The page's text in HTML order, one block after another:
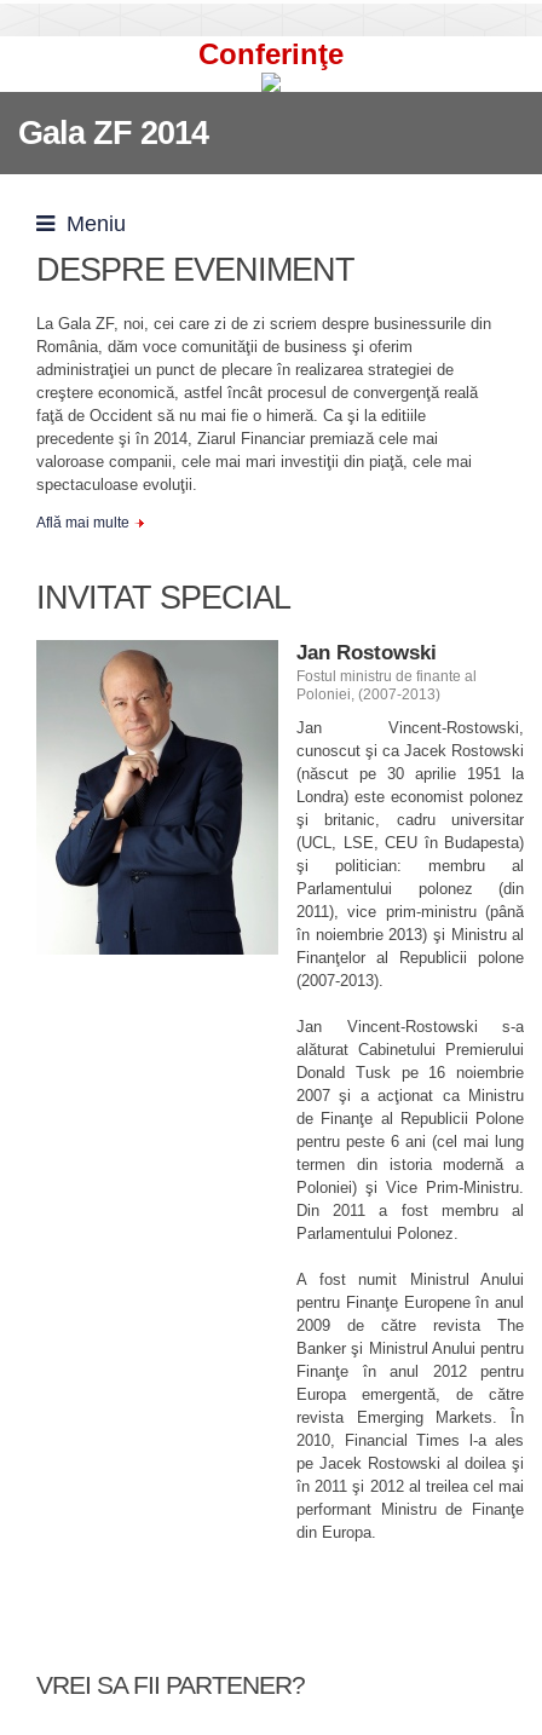
Conferinţe
Gala ZF 2014
Meniu
DESPRE EVENIMENT
La Gala ZF, noi, cei care zi de zi scriem despre businessurile din
România, dăm voce comunităţii de business şi oferim
administraţiei un punct de plecare în realizarea strategiei de
creştere economică, astfel încât procesul de convergenţă reală
faţă de Occident să nu mai fie o himeră. Ca şi la editiile
precedente şi în 2014, Ziarul Financiar premiază cele mai
valoroase companii, cele mai mari investiţii din piaţă, cele mai
spectaculoase evoluţii.
Află mai multe
INVITAT SPECIAL
Jan Rostowski
Fostul ministru de finante al
Poloniei, (2007-2013)
Jan Vincent-Rostowski,
cunoscut şi ca Jacek Rostowski
(născut pe 30 aprilie 1951 la
Londra) este economist polonez
şi britanic, cadru universitar
(UCL, LSE, CEU în Budapesta)
şi politician: membru al
Parlamentului polonez (din
2011), vice prim-ministru (până
în noiembrie 2013) şi Ministru al
Finanţelor al Republicii polone
(2007-2013).
Jan Vincent-Rostowski s-a
alăturat Cabinetului Premierului
Donald Tusk pe 16 noiembrie
2007 şi a acţionat ca Ministru
de Finanţe al Republicii Polone
pentru peste 6 ani (cel mai lung
termen din istoria modernă a
Poloniei) şi Vice Prim-Ministru.
Din 2011 a fost membru al
Parlamentului Polonez.
A fost numit Ministrul Anului
pentru Finanţe Europene în anul
2009 de către revista The
Banker şi Ministrul Anului pentru
Finanţe în anul 2012 pentru
Europa emergentă, de către
revista Emerging Markets. În
2010, Financial Times l-a ales
pe Jacek Rostowski al doilea şi
în 2011 şi 2012 al treilea cel mai
performant Ministru de Finanţe
din Europa.
VREI SA FII PARTENER?